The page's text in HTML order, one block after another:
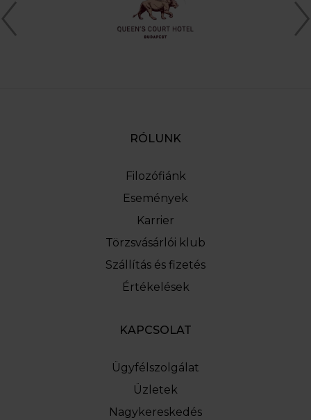
RÓLUNK
Filozófiánk
Események
Karrier
Törzsvásárlói klub
Szállítás és fizetés
Értékelések
KAPCSOLAT
Ügyfélszolgálat
Üzletek
Nagykereskedés